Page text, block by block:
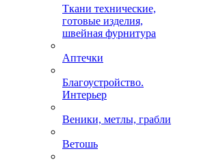
Ткани технические,
готовые изделия,
швейная фурнитура
Аптечки
Благоустройство.
Интерьер
Веники, метлы, грабли
Ветошь